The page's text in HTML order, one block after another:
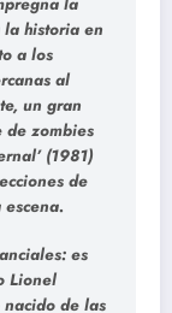
la historia en
a los
al
un gran
zombies
(1981)
de
es
Lionel
de las